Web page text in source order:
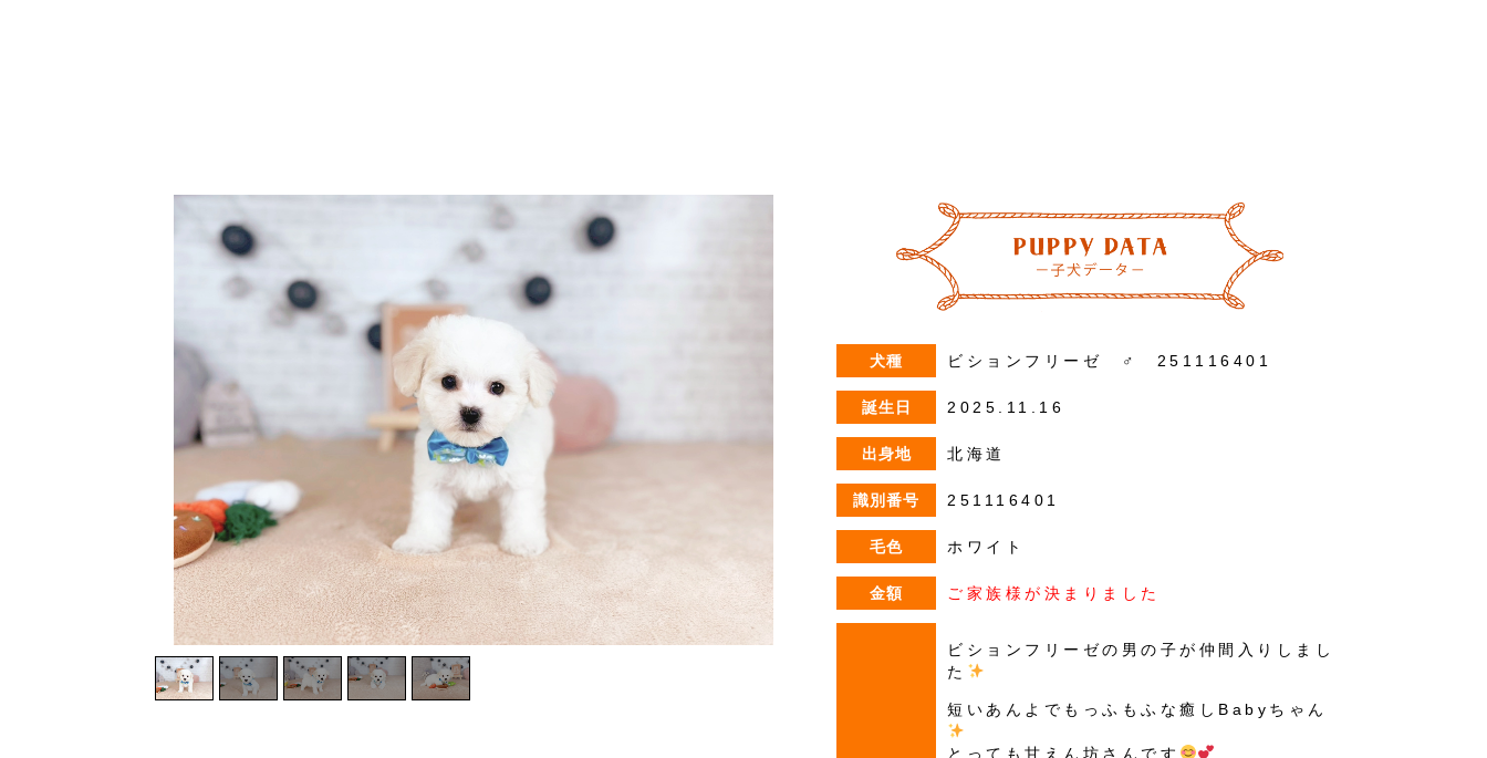
犬種 ビションフリーゼ ♂ 251116401
誕生日 2025.11.16
出身地 北海道
識別番号 251116401
毛色 ホワイト
金額 ご家族様が決まりました
ビションフリーゼの男の子が仲間入りしまし
た
短いあんよでもっふもふな癒しBabyちゃん
とっても甘えん坊さんです